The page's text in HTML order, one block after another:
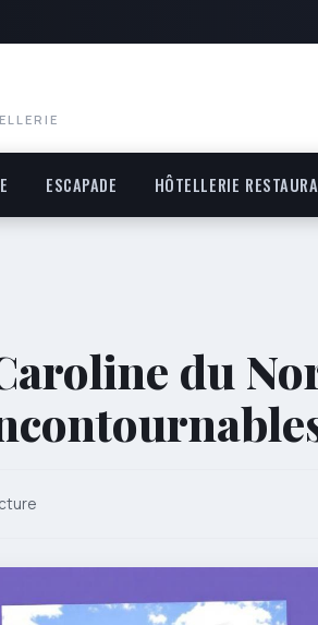
ESCAPADE HÔTELLERIE
du